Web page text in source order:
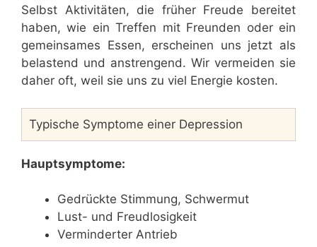
Selbst Aktivitäten, die früher Freude bereitet
haben, wie ein Treffen mit Freunden oder ein
gemeinsames Essen, erscheinen uns jetzt als
belastend und anstrengend. Wir vermeiden sie
daher oft, weil sie uns zu viel Energie kosten.
Typische Symptome einer Depression
Hauptsymptome:
Gedrückte Stimmung, Schwermut
Lust- und Freudlosigkeit
Verminderter Antrieb